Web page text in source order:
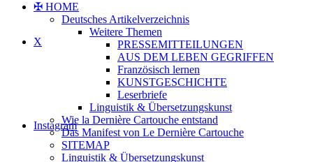
X
Instagram
✠ HOME
Deutsches Artikelverzeichnis
Weitere Themen
PRESSEMITTEILUNGEN
AUS DEM LEBEN GEGRIFFEN
Französisch lernen
KUNSTGESCHICHTE
Leserbriefe
Linguistik & Übersetzungskunst
Wie la Dernière Cartouche entstand
Das Manifest von Le Dernière Cartouche
SITEMAP
Linguistik & Übersetzungskunst